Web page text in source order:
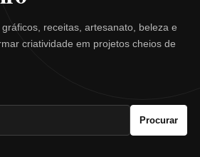
receitas, artesanato, beleza e
criatividade em projetos cheios de
Procurar